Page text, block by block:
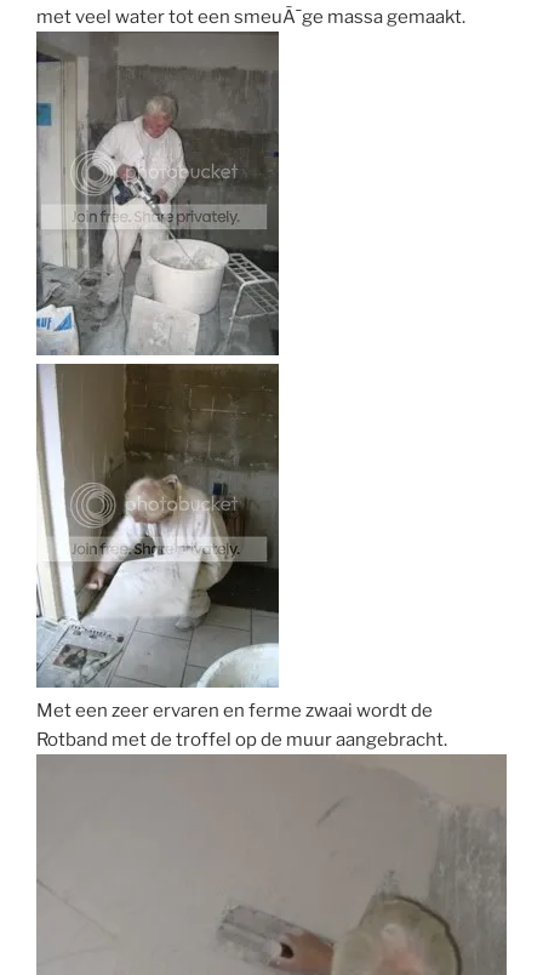
met veel water tot een smeuÃ¯ge massa gemaakt.
Met een zeer ervaren en ferme zwaai wordt de
Rotband met de troffel op de muur aangebracht.